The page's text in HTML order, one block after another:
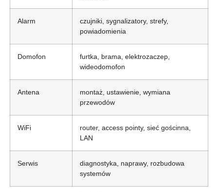
Alarm
czujniki, sygnalizatory, strefy,
powiadomienia
Domofon
furtka, brama, elektrozaczep,
wideodomofon
Antena
montaż, ustawienie, wymiana
przewodów
WiFi
router, access pointy, sieć gościnna,
LAN
Serwis
diagnostyka, naprawy, rozbudowa
systemów